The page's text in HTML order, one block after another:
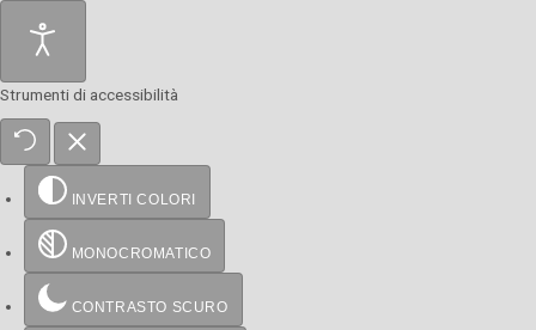
Strumenti di accessibilità
INVERTI COLORI
MONOCROMATICO
CONTRASTO SCURO